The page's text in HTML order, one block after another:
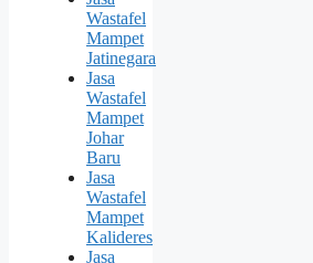
Wastafel
Mampet
Jatinegara
Jasa
Wastafel
Mampet
Johar
Baru
Jasa
Wastafel
Mampet
Kalideres
Jasa